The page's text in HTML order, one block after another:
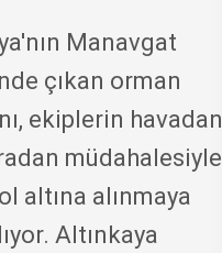
Manavgat
çıkan orman
ekiplerin havadan
müdahalesiyle
altına alınmaya
Altınkaya